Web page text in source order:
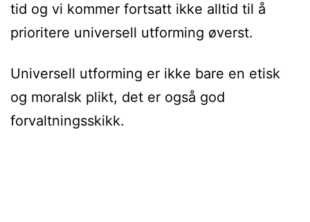
tid og vi kommer fortsatt ikke alltid til å
prioritere universell utforming øverst.
Universell utforming er ikke bare en etisk
og moralsk plikt, det er også god
forvaltningsskikk.